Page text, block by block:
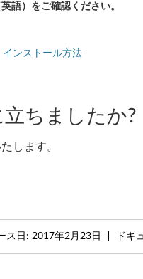
語）をご確認ください。
ンストール方法
ちましたか?
します。
ス日: 2017年2月23日 ドキ